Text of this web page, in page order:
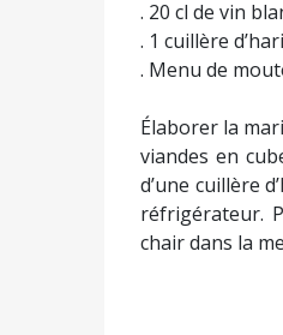
. 20 cl de vin
. 1 cuillère
. Menu de
Élaborer la
viandes en
d’une cuillère
réfrigérateur.
chair dans la